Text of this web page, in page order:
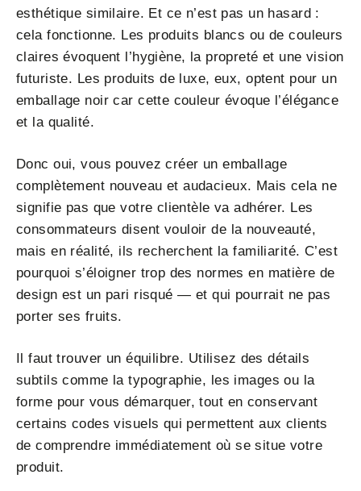
esthétique similaire. Et ce n’est pas un hasard :
cela fonctionne. Les produits blancs ou de couleurs
claires évoquent l’hygiène, la propreté et une vision
futuriste. Les produits de luxe, eux, optent pour un
emballage noir car cette couleur évoque l’élégance
et la qualité.
Donc oui, vous pouvez créer un emballage
complètement nouveau et audacieux. Mais cela ne
signifie pas que votre clientèle va adhérer. Les
consommateurs disent vouloir de la nouveauté,
mais en réalité, ils recherchent la familiarité. C’est
pourquoi s’éloigner trop des normes en matière de
design est un pari risqué — et qui pourrait ne pas
porter ses fruits.
Il faut trouver un équilibre. Utilisez des détails
subtils comme la typographie, les images ou la
forme pour vous démarquer, tout en conservant
certains codes visuels qui permettent aux clients
de comprendre immédiatement où se situe votre
produit.